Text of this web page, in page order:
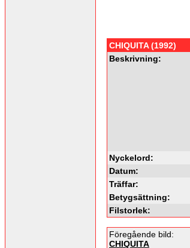
CHIQUITA (1992)
Beskrivning:
Nyckelord:
Datum:
Träffar:
Betygsättning:
Filstorlek:
Föregående bild:
CHIQUITA